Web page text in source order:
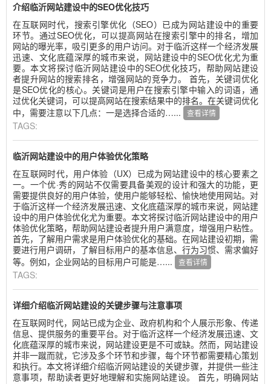
介绍临沂网站建设中的SEO优化技巧
在互联网时代，搜索引擎优化（SEO）已成为网站建设中的重要
环节。通过SEO优化，可以提高网站在搜索引擎中的排名，增加
网站的曝光率，吸引更多的用户访问。对于临沂这样一个经济发展
迅速、文化底蕴深厚的城市来说，网站建设中的SEO优化尤为重
要。本文将探讨临沂网站建设中的SEO优化技巧，帮助网站建设
者提升网站的搜索排名，增强网站的竞争力。 首先，关键词优化
是SEO优化的核心。关键词是用户在搜索引擎中输入的词语，通
过优化关键词，可以提高网站在搜索结果中的排名。在关键词优化
中，需要注意以下几点：一是选择合适的…...
查看详情
TAGS:
临沂网站建设中的用户体验优化策略
在互联网时代，用户体验（UX）已成为网站建设中的核心要素之
一。一个优·秀的网站不仅需要具备美观的设计和强大的功能，更
需要提供良好的用户体验，使用户能够轻松、愉快地使用网站。对
于临沂这样一个经济发展迅速、文化底蕴深厚的城市来说，网站建
设中的用户体验优化尤为重要。本文将探讨临沂网站建设中的用户
体验优化策略，帮助网站建设者提升用户满意度，增强用户粘性。
首先，了解用户需求是用户体验优化的基础。在网站建设初期，需
要进行用户调研，了解目标用户的基本信息、行为习惯、需求偏好
等。例如，企业网站的目标用户可能是…...
查看详情
TAGS:
详细介绍临沂网站建设的关键步骤与注意事项
在互联网时代，网站已成为企业、政府机构和个人展示形象、传递
信息、提供服务的重要平台。对于临沂这样一个经济发展迅速、文
化底蕴深厚的城市来说，网站建设更是不可或缺。然而，网站建设
并非一蹴而就，它涉及多个环节和步骤，每个环节都需要精心策划
和执行。本文将详细介绍临沂网站建设的关键步骤，并提供一些注
意事项，帮助读者更好地理解和实施网站建设。 首先，明确网站